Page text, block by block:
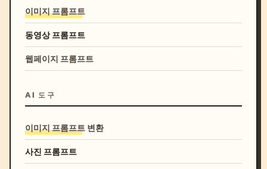
이미지 프롬프트
동영상 프롬프트
웹페이지 프롬프트
AI 도구
이미지 프롬프트 변환
사진 프롬프트